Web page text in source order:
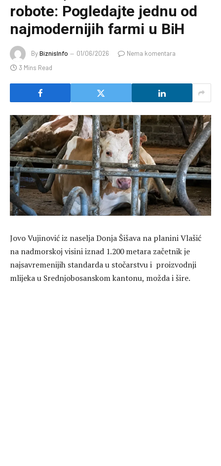
robote: Pogledajte jednu od
najmodernijih farmi u BiH
ByBiznisInfo 01/06/2026
Nema komentara
3 Mins Read
Jovo Vujinović iz naselja Donja Šišava na planini Vlašić
na nadmorskoj visini iznad 1.200 metara začetnik je
najsavremenijih standarda u stočarstvu i proizvodnji
mlijeka u Srednjobosanskom kantonu, možda i šire.